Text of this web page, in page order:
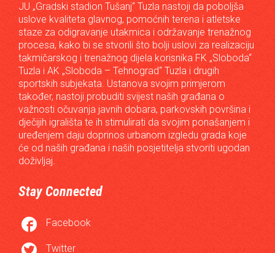
JU „Gradski stadion Tušanj“ Tuzla nastoji da poboljša
uslove kvaliteta glavnog, pomoćnih terena i atletske
staze za odigravanje utakmica i održavanje trenažnog
procesa, kako bi se stvorili što bolji uslovi za realizaciju
takmičarskog i trenažnog dijela korisnika FK „Sloboda“
Tuzla i AK „Sloboda – Tehnograd“ Tuzla i drugih
sportskih subjekata. Ustanova svojim primjerom
također, nastoji probuditi svijest naših građana o
važnosti očuvanja javnih dobara, parkovskih površina i
dječijih igrališta te ih stimulirati da svojim ponašanjem i
uređenjem daju doprinos urbanom izgledu grada koje
će od naših građana i naših posjetitelja stvoriti ugodan
doživljaj.
Stay Connected
 Facebook
 Twitter